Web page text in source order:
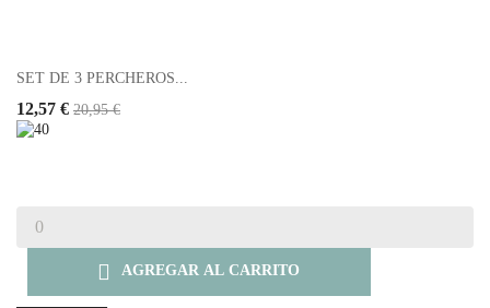
SET DE 3 PERCHEROS...
12,57 € 20,95 €
 AGREGAR AL CARRITO